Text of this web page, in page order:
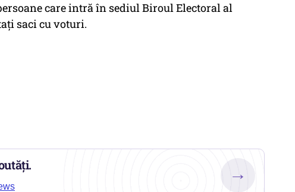
care intră în sediul Biroul Electoral al
saci cu voturi.
→